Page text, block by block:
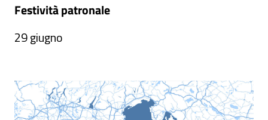
Festività patronale
29 giugno